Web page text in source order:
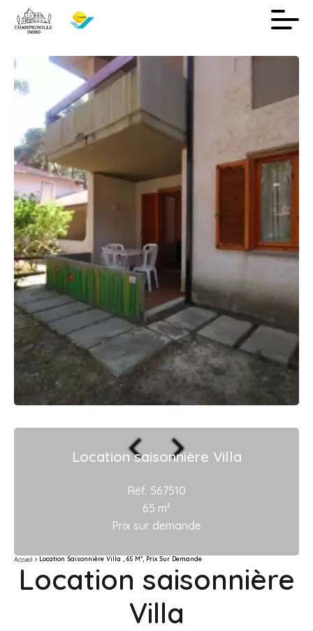
Location saisonnière Villa
Réf. 567510
65 m²
Prix sur demande
Accueil Location Saisonnière Villa , 65 M², Prix Sur Demande
Location saisonnière
Villa